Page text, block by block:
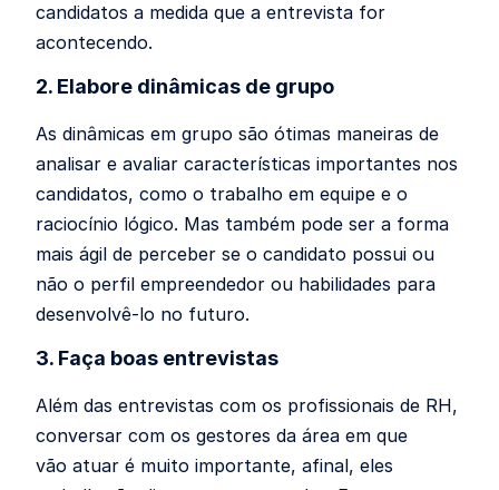
candidatos a medida que a entrevista for
acontecendo.
2. Elabore dinâmicas de grupo
As dinâmicas em grupo são ótimas maneiras de
analisar e avaliar características importantes nos
candidatos, como o trabalho em equipe e o
raciocínio lógico. Mas também pode ser a forma
mais ágil de perceber se o candidato possui ou
não o perfil empreendedor ou habilidades para
desenvolvê-lo no futuro.
3. Faça boas entrevistas
Além das entrevistas com os profissionais de RH,
conversar com os gestores da área em que
vão atuar é muito importante, afinal, eles